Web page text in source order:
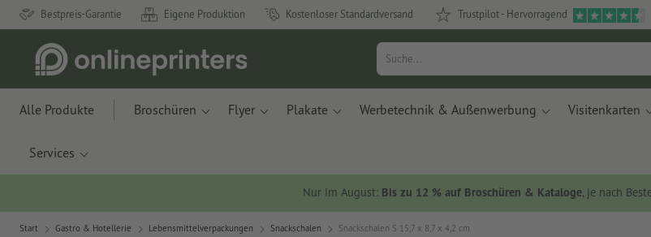
Bestpreis-Garantie Eigene Produktion Kostenloser Standardversand Trustpilot - Hervorragend
Alle Produkte Broschüren Flyer Plakate Werbetechnik & Außenwerbung Visitenkarten
Services
Nur im August: Bis zu 12 % auf Broschüren & Kataloge, je nach
Start Gastro & Hotellerie Lebensmittelverpackungen Snackschalen Snackschalen S 15,7 x 8,7 x 4,2 cm